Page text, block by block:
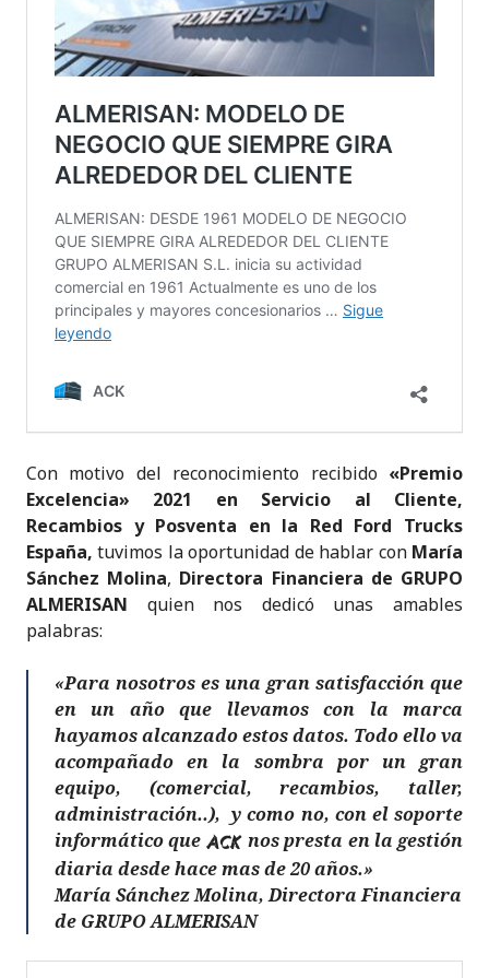
Con motivo del reconocimiento recibido «Premio
Excelencia» 2021 en Servicio al Cliente,
Recambios y Posventa en la Red Ford Trucks
España, tuvimos la oportunidad de hablar con María
Sánchez Molina, Directora Financiera de GRUPO
ALMERISAN quien nos dedicó unas amables
palabras:
«Para nosotros es una gran satisfacción que
en un año que llevamos con la marca
hayamos alcanzado estos datos. Todo ello va
acompañado en la sombra por un gran
equipo, (comercial, recambios, taller,
administración..), y como no, con el soporte
informático que ACKnos presta en la gestión
diaria desde hace mas de 20 años.»
María Sánchez Molina, Directora Financiera
de GRUPO ALMERISAN